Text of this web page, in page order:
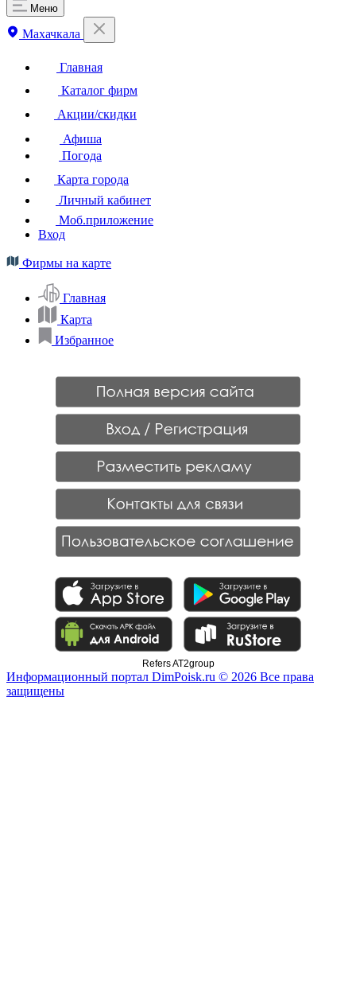
Меню
Махачкала
Главная
Каталог фирм
Акции/скидки
Афиша
Погода
Карта города
Личный кабинет
Моб.приложение
Вход
Фирмы на карте
Главная
Карта
Избранное
Refers AT2group
Информационный портал DimPoisk.ru © 2026 Все права
защищены